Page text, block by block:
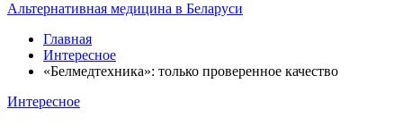
Альтернативная медицина в Беларуси
Главная
Интересное
«Белмедтехника»: только проверенное качество
Интересное